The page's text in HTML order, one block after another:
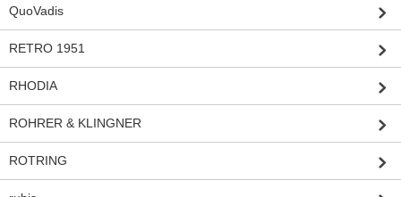
QuoVadis
RETRO 1951
RHODIA
ROHRER & KLINGNER
ROTRING